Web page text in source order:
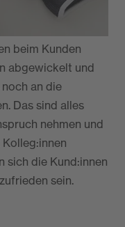
und
an und
beim Kunden
abgewickelt und
an die
Das sind alles
nehmen und
sich die Kund:innen
sein.